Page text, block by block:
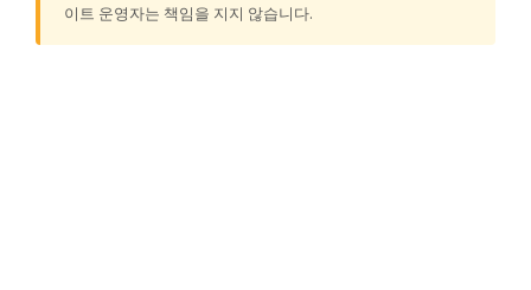
이트 운영자는 책임을 지지 않습니다.